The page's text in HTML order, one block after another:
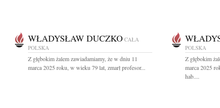
WŁADYSŁAW DUCZKO CAŁA
POLSKA
Z głębokim żalem zawiadamiamy, że w dniu 11
marca 2025 roku, w wieku 79 lat, zmarł profesor...
POLSKA
Z głębokim
marca 2025
hab....